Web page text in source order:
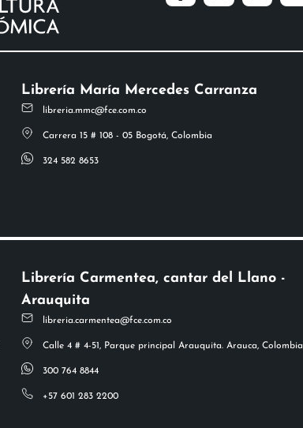
Librería María Mercedes Carranza
libreria.mmc@fce.com.co
Carrera 15 # 108 - 05 Bogotá, Colombia
324 582 8653
Librería Carmentea, cantar del Llano -
Arauquita
libreria.carmentea@fce.com.co
Calle 4 # 4-51, Parque principal Arauquita. Arauca, Colombia
300 764 8844
+57 601 283 2200